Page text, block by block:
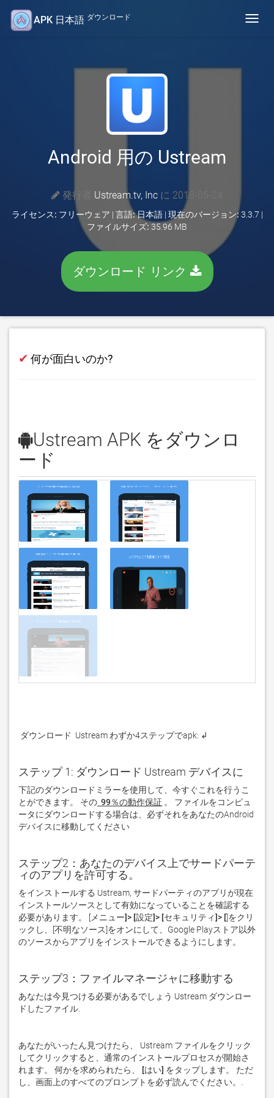
APK 日本語 ダウンロード
Android 用の Ustream
発行者 Ustream.tv, Inc に 2018-05-24
ライセンス: フリーウェア | 言語:日本語 | 現在のバージョン:3.3.7 |
ファイルサイズ: 35.96 MB
ダウンロード リンク
✔ 何が面白いのか?
Ustream APK をダウンロ
ード
ダウンロード  Ustream わずか4ステップでapk: ↲
ステップ 1: ダウンロード Ustream デバイスに
下記のダウンロードミラーを使用して、今すぐこれを行うこ
とができます。 その 99％の動作保証 。 ファイルをコンピュ
ータにダウンロードする場合は、必ずそれをあなたのAndroid
デバイスに移動してください
ステップ2：あなたのデバイス上でサードパーテ
ィのアプリを許可する。
をインストールする Ustream, サードパーティのアプリが現在
インストールソースとして有効になっていることを確認する
必要があります。 [メニュー]> [設定]> [セキュリティ]> []をクリ
ックし、[不明なソース]をオンにして、Google Playストア以外
のソースからアプリをインストールできるようにします。
ステップ3：ファイルマネージャに移動する
あなたは今見つける必要があるでしょう Ustream ダウンロー
ドしたファイル.
あなたがいったん見つけたら、 Ustream ファイルをクリック
してクリックすると、通常のインストールプロセスが開始さ
れます。 何かを求められたら、
[はい] をタップします。 ただ
し、画面上のすべてのプロンプトを必ず読んでください。.